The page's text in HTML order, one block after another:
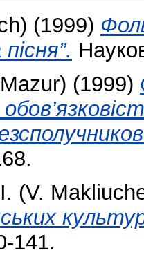
(1999)
(1999)
(V.
141.